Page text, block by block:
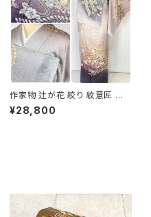
作家物 辻が花 絞り 紋意匠 金
箔 訪問着 辻ヶ花 正絹 袷 紫 紺
淡紅藤 1403
¥28,800